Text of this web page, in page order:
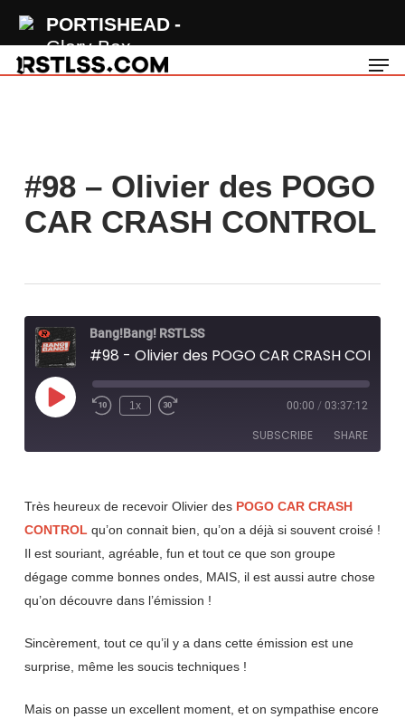
PORTISHEAD
Glory Box
main
#98 – Olivier des POGO
CAR CRASH CONTROL
Bang!Bang! RSTLSS
Play
Episode Rewind
1x
Fast
seconds
00:00 / 03:37:12
SUBSCRIBE SHARE
RSS FEED
LINK
EMBED
Très heureux de recevoir Olivier des POGO CAR CRASH
CONTROL qu’on connait bien, qu’on a déjà si souvent croisé !
Il est souriant, agréable, fun et tout ce que son groupe
dégage comme bonnes ondes, MAIS, il est aussi autre chose
qu’on découvre dans l’émission !
Sincèrement, tout ce qu’il y a dans cette émission est une
surprise, même les soucis techniques !
Mais on passe un excellent moment, et on sympathise encore